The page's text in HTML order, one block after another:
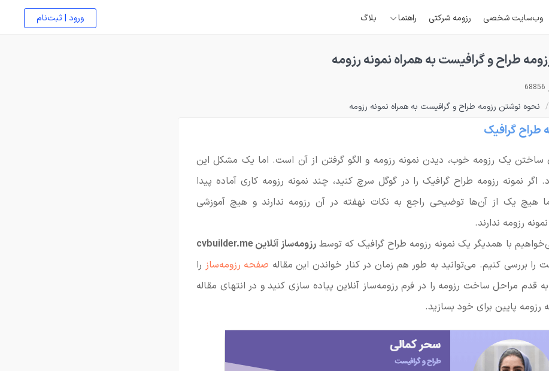
وب‌سایت شخصی رزومه شرکتی راهنما بلاگ ورود | ثبت‌نام
طراح و گرافیست به همراه نمونه رزومه
/ نحوه نوشتن رزومه طراح و گرافیست به همراه نمونه رزومه
طراح گرافیک
ساختن یک رزومه خوب، دیدن نمونه رزومه و الگو گرفتن از آن است. اما یک مشکل این
اگر نمونه رزومه طراح گرافیک را در گوگل سرچ کنید، چند نمونه رزومه کاری آماده پیدا
هیچ یک از آن‌ها توضیحی راجع به نکات نهفته در آن رزومه ندارند و هیچ آموزشی
رزومه ندارند.
با همدیگر یک نمونه رزومه طراح گرافیک که توسطرزومه‌ساز آنلاین cvbuilder.me
بررسی کنیم. می‌توانید به طور هم زمان در کنار خواندن این مقاله صفحه رزومه‌ساز را
قدم مراحل ساخت رزومه را در فرم رزومه‌ساز آنلاین پیاده سازی کنید و در انتهای مقاله
رزومه پایین برای خود بسازید.